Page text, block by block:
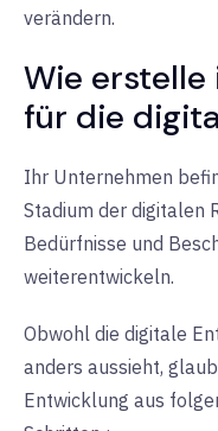
verändern.
Wie erstelle
für die
Ihr Unternehmen
Stadium der digitalen
Bedürfnisse und
weiterentwickeln.
Obwohl die digitale
anders aussieht,
Entwicklung aus